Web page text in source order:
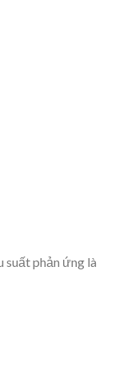
suất phản ứng là